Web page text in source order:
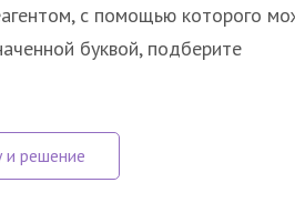
с помощью которого
буквой, подберите